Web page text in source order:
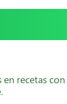
recetas con